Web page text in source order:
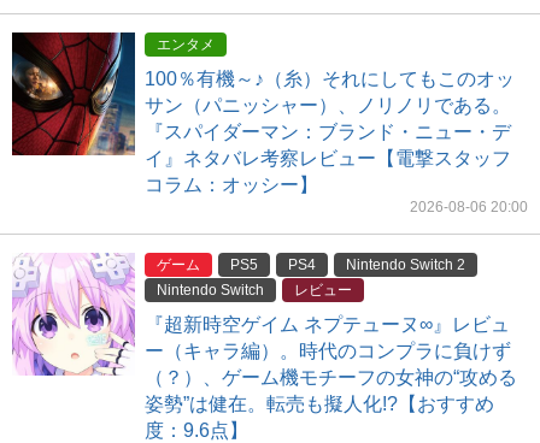
エンタメ
100％有機～♪（糸）それにしてもこのオッ
サン（パニッシャー）、ノリノリである。
『スパイダーマン：ブランド・ニュー・デ
イ』ネタバレ考察レビュー【電撃スタッフ
コラム：オッシー】
2026-08-06 20:00
ゲーム PS5 PS4
Nintendo Switch 2
Nintendo Switch
レビュー
『超新時空ゲイム ネプテューヌ∞』レビュ
ー（キャラ編）。時代のコンプラに負けず
（？）、ゲーム機モチーフの女神の“攻める
姿勢”は健在。転売も擬人化!?【おすすめ
度：9.6点】